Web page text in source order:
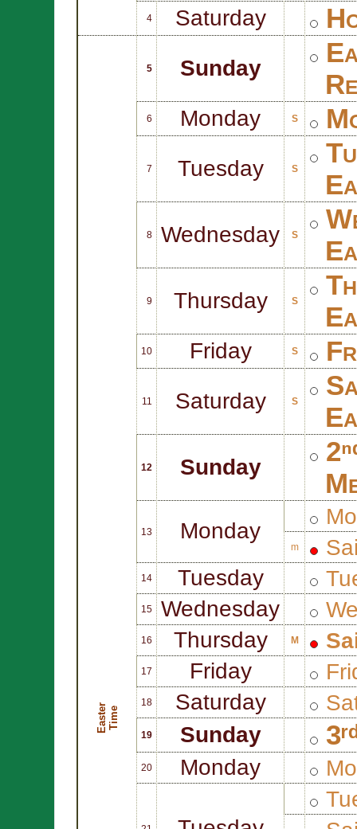
4 Saturday
E
a
s
te
r
T
i
me
5 Sunday
6 Monday S
7 Tuesday S
8 Wednesday S
9 Thursday S
10 Friday S
11 Saturday S
12 Sunday
13 Monday
m
14 Tuesday
15 Wednesday
16 Thursday M
17 Friday
18 Saturday
19 Sunday
20 Monday